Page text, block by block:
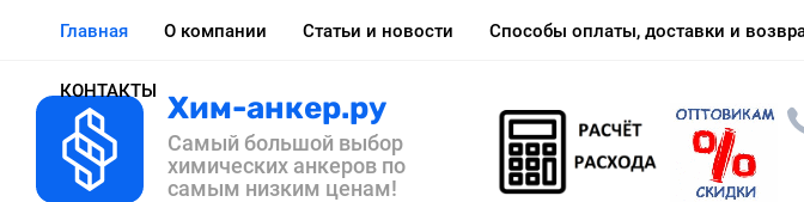
Главная О компании Статьи и новости Способы оплаты, доставки и
КОНТАКТЫ Хим-анкер.ру
Самый большой выбор
химических анкеров по
самым низким ценам!